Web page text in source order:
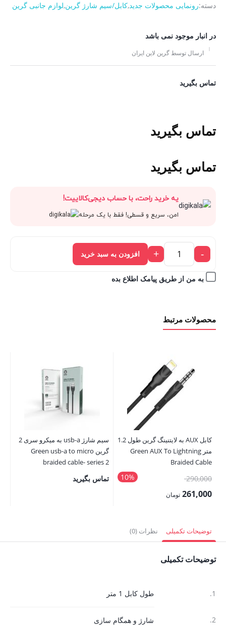
دسته:رونمایی محصولات جدید,کابل/سیم شارژ گرین,لوازم جانبی گرین
در انبار موجود نمی باشد
ارسال توسط گرین لاین ایران
تماس بگیرید
تماس بگیرید
تماس بگیرید
یه خرید راحت، با حساب دیجی‌کالاییت!
امن، سریع و قسطی! فقط با یک مرحله
-
+ افزودن به سبد خرید
به من از طریق پیامک اطلاع بده
محصولات مرتبط
کابل AUX به لایتنینگ گرین طول 1.2
متر Green AUX To Lightning
Braided Cable
10% 290,000قیمت
اصلی:261,000 تومان
261,000 تومان.
سیم شارژ usb-a به میکرو سری 2
گرین Green usb-a to micro
braided cable- series 2
تماس بگیرید
توضیحات تکمیلی نظرات (0)
توضیحات تکمیلی
1. طول کابل 1 متر
2. شارژ و همگام سازی